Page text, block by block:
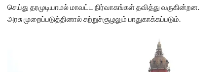
செய்து தரமுடியாமல் மாவட்ட நிர்வாகங்கள் தவித்து வருகின்றன.
அரசு முறைப்படுத்தினால் சுற்றுச்சூழலும் பாதுகாக்கப்படும்.